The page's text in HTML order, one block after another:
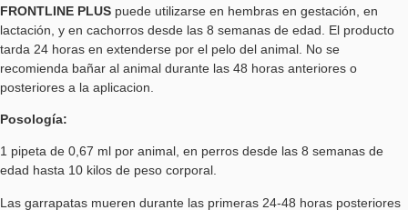
FRONTLINE PLUS puede utilizarse en hembras en gestación, en
lactación, y en cachorros desde las 8 semanas de edad. El producto
tarda 24 horas en extenderse por el pelo del animal. No se
recomienda bañar al animal durante las 48 horas anteriores o
posteriores a la aplicacion.
Posología:
1 pipeta de 0,67 ml por animal, en perros desde las 8 semanas de
edad hasta 10 kilos de peso corporal.
Las garrapatas mueren durante las primeras 24-48 horas posteriores